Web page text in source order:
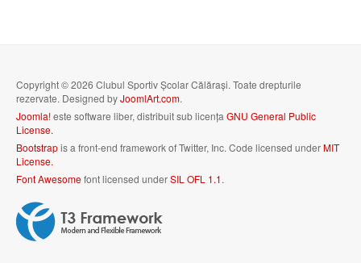
Copyright © 2026 Clubul Sportiv Școlar Călărași. Toate drepturile
rezervate. Designed byJoomlArt.com.
Joomla!este software liber, distribuit sub licența GNU General Public
License.
Bootstrapis a front-end framework of Twitter, Inc. Code licensed underMIT
License.
Font Awesomefont licensed underSIL OFL 1.1.